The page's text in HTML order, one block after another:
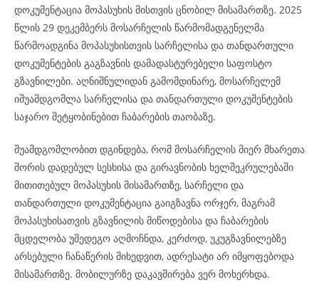
დოკუმენტაცია მოპასუხის მისთვის ცნობილ მისამართზე. 2025
წლის 29 დეკემბერს მოსარჩელის წარმომადგენელმა
წარმოადგინა მოპასუხისთვის სარჩელისა და თანდართული
დოკუმენტების გაგზავნის დამადასტურებელი საფოსტო
გზავნილები. აღნიშნულიდან გამომდინარე, მოსარჩელემ
იშუამდგომლა სარჩელისა და თანდართული დოკუმენტების
საჯარო შეტყობინებით ჩაბარების თაობაზე.
შუამდგომლობით დგინდება, რომ მოსარჩელის მიერ მხარეთა
შორის დადებულ სესხისა და გირავნობის ხელშეკრულებაში
მითითებულ მოპასუხის მისამართზე, სარჩელი და
თანდართული დოკუმენტაცია გაიგზავნა ორჯერ, მაგრამ
მოპასუხისათვის გზავნილის მიწოდებისა და ჩაბარების
მცდელობა უშედეგო აღმოჩნდა, კერძოდ, უკუგზავნილებზე
არსებული ჩანაწერის მიხედვით, ადრესატი არ იმყოფებოდა
მისამართზე. მობილურზე დაკავშირება ვერ მოხერხდა.